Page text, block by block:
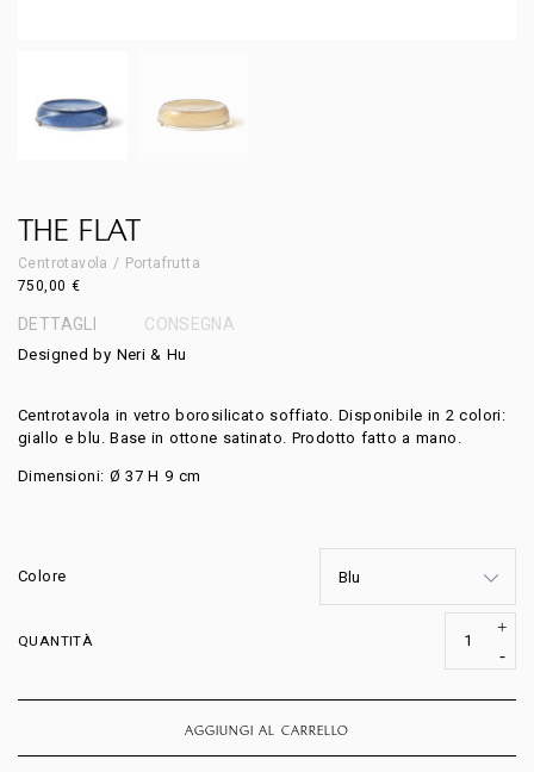
THE FLAT
Centrotavola / Portafrutta
750,00 €
DETTAGLI CONSEGNA
Designed by Neri & Hu
Centrotavola in vetro borosilicato soffiato. Disponibile in 2 colori:
giallo e blu. Base in ottone satinato. Prodotto fatto a mano.
Dimensioni: Ø 37 H 9 cm
Colore
QUANTITÀ
AGGIUNGI AL CARRELLO